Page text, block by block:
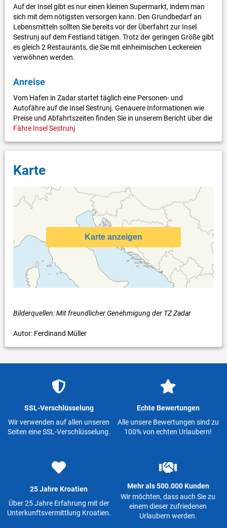
Auf der Insel gibt es nur einen kleinen Supermarkt, indem man
sich mit dem nötigsten versorgen kann. Den Grundbedarf an
Lebensmitteln sollten Sie bereits vor der Überfahrt zur Insel
Sestrunj auf dem Festland tätigen. Trotz der geringen Größe gibt
es gleich 2 Restaurants, die Sie mit einheimischen Leckereien
verwöhnen werden.
Anreise
Vom Hafen in Zadar startet täglich eine Personen- und
Autofähre auf die Insel Sestrunj. Genauere Informationen wie
Preise und Abfahrtszeiten finden Sie in unserem Bericht über die
Fähre Insel Sestrunj
Karte
Karte anzeigen
Bilderquellen: Mit freundlicher Genehmigung der TZ Zadar
Autor: Ferdinand Müller
SSL-Verschlüsselung
Wir verwenden auf allen unseren
Seiten eine SSL-Verschlüsselung.
Echte Bewertungen
Alle unsere Bewertungen sind zu
100% von echten Urlaubern!
25 Jahre Kroatien
Über 25 Jahre Erfahrung mit der
Unterkunftsvermittlung Kroatien.
Mehr als 500.000 Kunden
Wir möchten, dass auch Sie zu
einem dieser zufriedenen
Urlaubern werden.